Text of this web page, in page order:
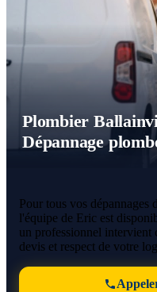
Plombier
Dépannage
Pour tous vos
l'équipe de Eric est
un professionnel intervient
devis et respect de votre